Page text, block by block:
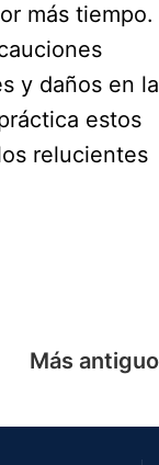
más tiempo.
y daños en la
estos
relucientes
Más antiguo